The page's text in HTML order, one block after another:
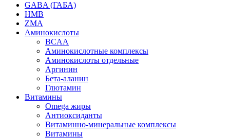
GABA (ГАБА)
HMB
ZMA
Аминокислоты
BCAA
Аминокислотные комплексы
Аминокислоты отдельные
Аргинин
Бета-аланин
Глютамин
Витамины
Omega жиры
Антиоксиданты
Витаминно-минеральные комплексы
Витамины